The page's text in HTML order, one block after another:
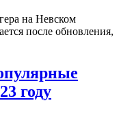
на Невском
после обновления,
году